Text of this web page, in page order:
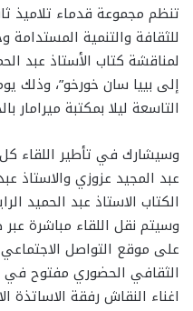
تنظم مجموعة قدماء تلاميذ
للثقافة والتنمية المستدامة
لمناقشة كتاب الأستاذ عبد
التاسعة ليلا بمكتبة ميرامار
وسيشارك في تأطير اللقاء كل
عبد المجيد عزوزي والاستاذ
الكتاب الاستاذ عبد الحميد
وسيتم نقل اللقاء مباشرة
على موقع التواصل
الثقافي الحضوري مفتوح في
اغناء النقاش رفقة الاساتذة